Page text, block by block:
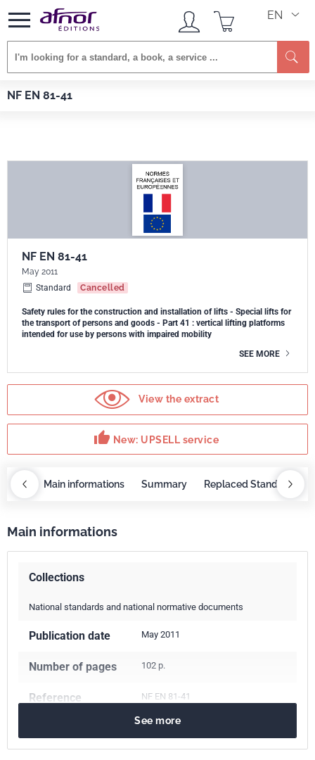
EN
NF EN 81-41
Afnor EDITIONS
NF EN 81-41
May 2011
Standard
Cancelled
Safety rules for the construction and installation of lifts - Special lifts for
the transport of persons and goods - Part 41 : vertical lifting platforms
intended for use by persons with impaired mobility
SEE MORE
View the extract
thumb_up New: UPSELL service
Main informations Summary Replaced Standards
Main informations
Collections
National standards and national normative documents
Publication date May 2011
Number of pages 102 p.
Reference NF EN 81-41
See more